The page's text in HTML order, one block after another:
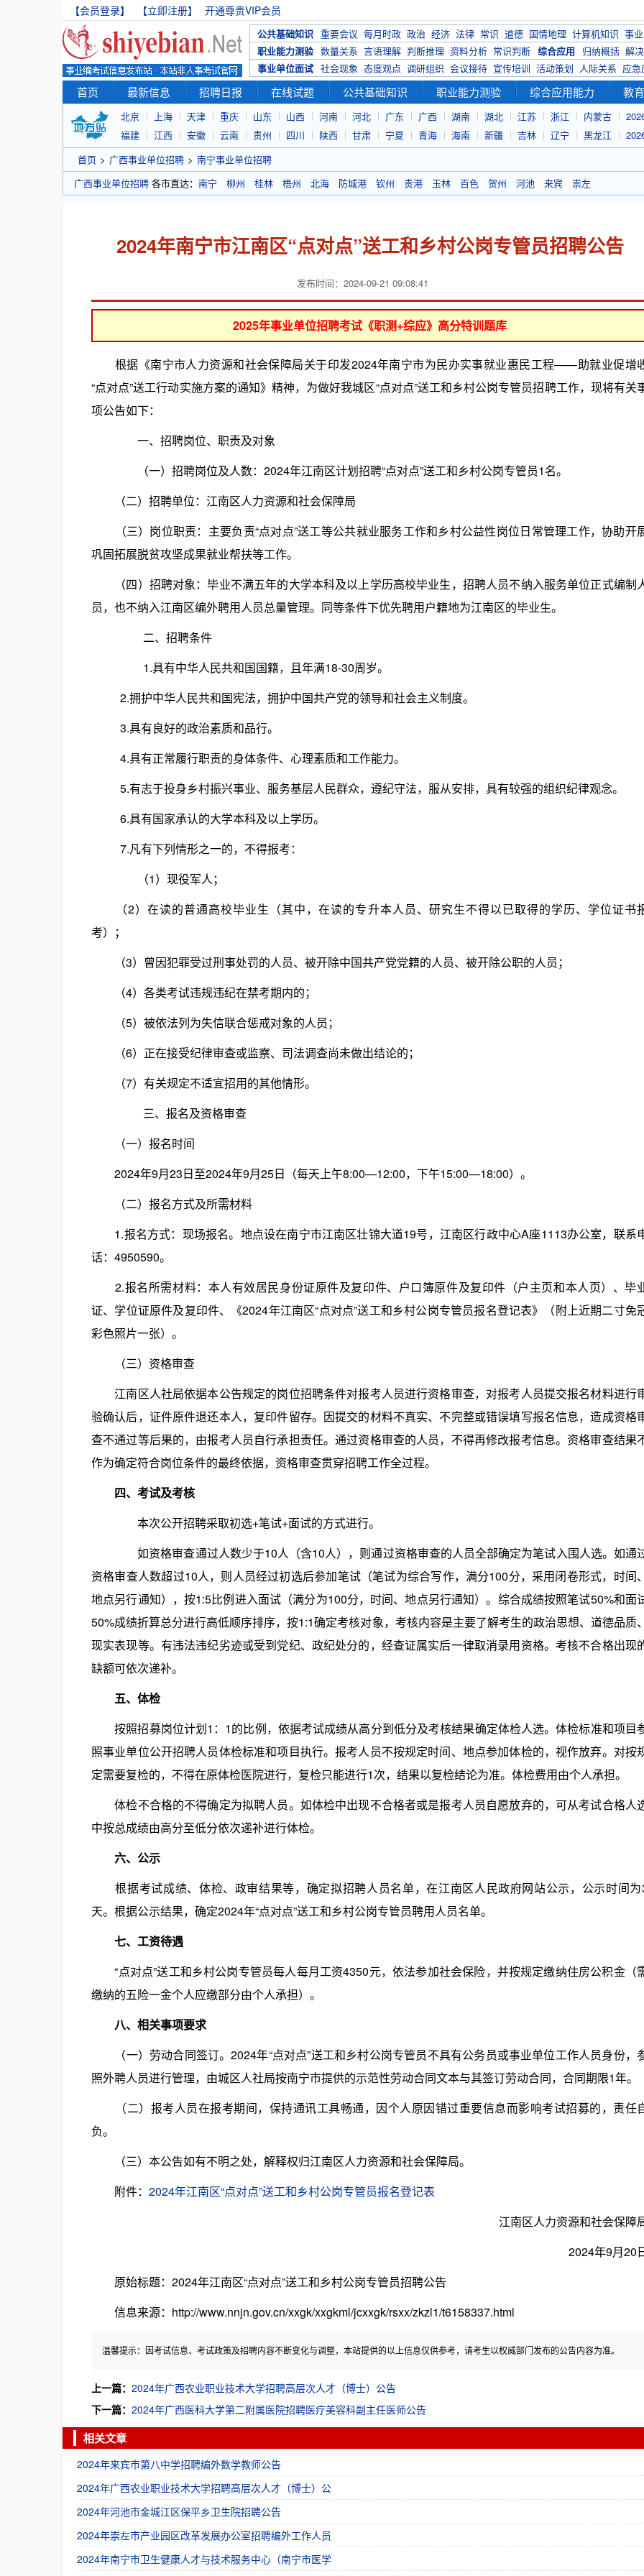
【会员登录】 【立即注册】 开通尊贵VIP会员
公共基础知识 重要会议 每月时政 政治 经济 法律 常识 道德 国情地理 计算机知识 事
职业能力测验 数量关系 言语理解 判断推理 资料分析 常识判断 综合应用 归纳概括 解
事业单位面试 社会现象 态度观点 调研组织 会议接待 宣传培训 活动策划 人际关系 应急
首页 最新信息 招聘日报 在线试题 公共基础知识 职业能力测验 综合应用能力 教
北京 上海 天津 重庆 山东 山西 河南 河北 广东 广西 湖南 湖北 江苏 浙江 内蒙古
福建
江西 安徽 云南 贵州 四川 陕西 甘肃 宁夏 青海 海南 新疆 吉林 辽宁 黑龙江
首页 > 广西事业单位招聘 > 南宁事业单位招聘
广西事业单位招聘 各市直达： 南宁 柳州 桂林 梧州 北海 防城港 钦州 贵港 玉林 百色 贺州 河池 来宾 崇左
2024年南宁市江南区“点对点”送工和乡村公岗专管员招聘公告
发布时间：2024-09-21 09:08:41
2025年事业单位招聘考试《职测+综应》高分特训题库
根据《南宁市人力资源和社会保障局关于印发2024年南宁市为民办实事就业惠民工程——助就业促增
“点对点”送工行动实施方案的通知》精神，为做好我城区“点对点”送工和乡村公岗专管员招聘工作，现将有关
项公告如下：
一、招聘岗位、职责及对象
（一）招聘岗位及人数：2024年江南区计划招聘“点对点”送工和乡村公岗专管员1名。
（二）招聘单位：江南区人力资源和社会保障局
（三）岗位职责：主要负责“点对点”送工等公共就业服务工作和乡村公益性岗位日常管理工作，协助开
巩固拓展脱贫攻坚成果就业帮扶等工作。
（四）招聘对象：毕业不满五年的大学本科及以上学历高校毕业生，招聘人员不纳入服务单位正式编制
员，也不纳入江南区编外聘用人员总量管理。同等条件下优先聘用户籍地为江南区的毕业生。
二、招聘条件
1.具有中华人民共和国国籍，且年满18-30周岁。
2.拥护中华人民共和国宪法，拥护中国共产党的领导和社会主义制度。
3.具有良好的政治素质和品行。
4.具有正常履行职责的身体条件、心理素质和工作能力。
5.有志于投身乡村振兴事业、服务基层人民群众，遵纪守法，服从安排，具有较强的组织纪律观念。
6.具有国家承认的大学本科及以上学历。
7.凡有下列情形之一的，不得报考：
（1）现役军人；
（2）在读的普通高校毕业生（其中，在读的专升本人员、研究生不得以已取得的学历、学位证书
考）；
（3）曾因犯罪受过刑事处罚的人员、被开除中国共产党党籍的人员、被开除公职的人员；
（4）各类考试违规违纪在禁考期内的；
（5）被依法列为失信联合惩戒对象的人员；
（6）正在接受纪律审查或监察、司法调查尚未做出结论的；
（7）有关规定不适宜招用的其他情形。
三、报名及资格审查
（一）报名时间
2024年9月23日至2024年9月25日（每天上午8:00—12:00，下午15:00—18:00）。
（二）报名方式及所需材料
1.报名方式：现场报名。地点设在南宁市江南区壮锦大道19号，江南区行政中心A座1113办公室，联系
话：4950590。
2.报名所需材料：本人有效居民身份证原件及复印件、户口簿原件及复印件（户主页和本人页）、毕
证、学位证原件及复印件、《2024年江南区“点对点”送工和乡村公岗专管员报名登记表》（附上近期二寸免
彩色照片一张）。
（三）资格审查
江南区人社局依据本公告规定的岗位招聘条件对报考人员进行资格审查，对报考人员提交报名材料进行
验确认后，证件原件退还本人，复印件留存。因提交的材料不真实、不完整或错误填写报名信息，造成资格
查不通过等后果的，由报考人员自行承担责任。通过资格审查的人员，不得再修改报考信息。资格审查结果
作为确定符合岗位条件的最终依据，资格审查贯穿招聘工作全过程。
四、考试及考核
本次公开招聘采取初选+笔试+面试的方式进行。
如资格审查通过人数少于10人（含10人），则通过资格审查的人员全部确定为笔试入围人选。如通
资格审查人数超过10人，则人员经过初选后参加笔试（笔试为综合写作，满分100分，采用闭卷形式，时间、
地点另行通知），按1:5比例进入面试（满分为100分，时间、地点另行通知）。综合成绩按照笔试50%和面
50%成绩折算总分进行高低顺序排序，按1:1确定考核对象，考核内容是主要了解考生的政治思想、道德品质、
现实表现等。有违法违纪劣迹或受到党纪、政纪处分的，经查证属实后一律取消录用资格。考核不合格出现
缺额可依次递补。
五、体检
按照招募岗位计划1：1的比例，依据考试成绩从高分到低分及考核结果确定体检人选。体检标准和项目
照事业单位公开招聘人员体检标准和项目执行。报考人员不按规定时间、地点参加体检的，视作放弃。对按
定需要复检的，不得在原体检医院进行，复检只能进行1次，结果以复检结论为准。体检费用由个人承担。
体检不合格的不得确定为拟聘人员。如体检中出现不合格者或是报考人员自愿放弃的，可从考试合格人
中按总成绩由高分至低分依次递补进行体检。
六、公示
根据考试成绩、体检、政审结果等，确定拟招聘人员名单，在江南区人民政府网站公示，公示时间为
天。根据公示结果，确定2024年“点对点”送工和乡村公岗专管员聘用人员名单。
七、工资待遇
“点对点”送工和乡村公岗专管员每人每月工资4350元，依法参加社会保险，并按规定缴纳住房公积金（
缴纳的五险一金个人应缴部分由个人承担）。
八、相关事项要求
（一）劳动合同签订。2024年“点对点”送工和乡村公岗专管员不具有公务员或事业单位工作人员身份，
照外聘人员进行管理，由城区人社局按南宁市提供的示范性劳动合同文本与其签订劳动合同，合同期限1年。
（二）报考人员在报考期间，保持通讯工具畅通，因个人原因错过重要信息而影响考试招募的，责任
负。
（三）本公告如有不明之处，解释权归江南区人力资源和社会保障局。
附件： 2024年江南区“点对点”送工和乡村公岗专管员报名登记表
江南区人力资源和社会保障
2024年9月20
原始标题：2024年江南区“点对点”送工和乡村公岗专管员招聘公告
信息来源：http://www.nnjn.gov.cn/xxgk/xxgkml/jcxxgk/rsxx/zkzl1/t6158337.html
温馨提示：因考试信息、考试政策及招聘内容不断变化与调整，本站提供的以上信息仅供参考，请考生以权威部门发布的公告内容为准。
上一篇： 2024年广西农业职业技术大学招聘高层次人才（博士）公告
下一篇： 2024年广西医科大学第二附属医院招聘医疗美容科副主任医师公告
相关文章
2024年来宾市第八中学招聘编外数学教师公告
2024年广西农业职业技术大学招聘高层次人才（博士）公
2024年河池市金城江区保平乡卫生院招聘公告
2024年崇左市产业园区改革发展办公室招聘编外工作人员
2024年南宁市卫生健康人才与技术服务中心（南宁市医学